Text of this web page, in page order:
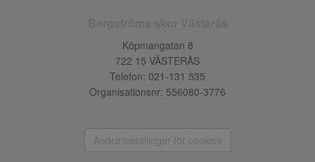
Köpmangatan 8
722 15 VÄSTERÅS
Telefon: 021-131 535
Organisationsnr: 556080-3776
Ändra inställingar för cookies